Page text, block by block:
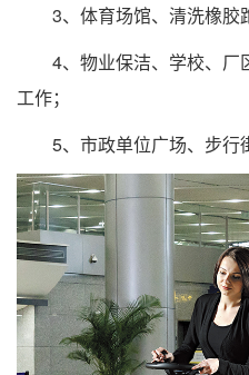
3、体育场馆、清洗橡胶
4、物业保洁、学校、厂
工作；
5、市政单位广场、步行